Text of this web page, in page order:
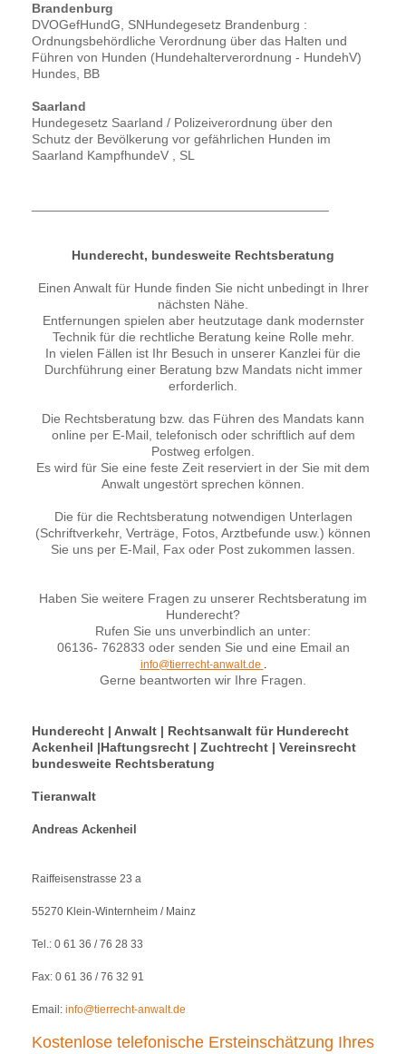
Brandenburg
DVOGefHundG, SNHundegesetz Brandenburg :
Ordnungsbehördliche Verordnung über das Halten und
Führen von Hunden (Hundehalterverordnung - HundehV)
Hundes, BB
Saarland
Hundegesetz Saarland / Polizeiverordnung über den
Schutz der Bevölkerung vor gefährlichen Hunden im
Saarland KampfhundeV , SL
Hunderecht, bundesweite Rechtsberatung
Einen Anwalt für Hunde finden Sie nicht unbedingt in Ihrer
nächsten Nähe.
Entfernungen spielen aber heutzutage dank modernster
Technik für die rechtliche Beratung keine Rolle mehr.
In vielen Fällen ist Ihr Besuch in unserer Kanzlei für die
Durchführung einer Beratung bzw Mandats nicht immer
erforderlich.
Die Rechtsberatung bzw. das Führen des Mandats kann
online per E-Mail, telefonisch oder schriftlich auf dem
Postweg erfolgen.
Es wird für Sie eine feste Zeit reserviert in der Sie mit dem
Anwalt ungestört sprechen können.
Die für die Rechtsberatung notwendigen Unterlagen
(Schriftverkehr, Verträge, Fotos, Arztbefunde usw.) können
Sie uns per E-Mail, Fax oder Post zukommen lassen.
Haben Sie weitere Fragen zu unserer Rechtsberatung im
Hunderecht?
Rufen Sie uns unverbindlich an unter:
06136- 762833 oder senden Sie und eine Email an
info@tierrecht-anwalt.de .
Gerne beantworten wir Ihre Fragen.
Hunderecht | Anwalt | Rechtsanwalt für Hunderecht
Ackenheil |Haftungsrecht | Zuchtrecht | Vereinsrecht
bundesweite Rechtsberatung
Tieranwalt
Andreas Ackenheil
Raiffeisenstrasse 23 a
55270 Klein-Winternheim / Mainz
Tel.: 0 61 36 / 76 28 33
Fax: 0 61 36 / 76 32 91
Email: info@tierrecht-anwalt.de
Kostenlose telefonische Ersteinschätzung Ihres